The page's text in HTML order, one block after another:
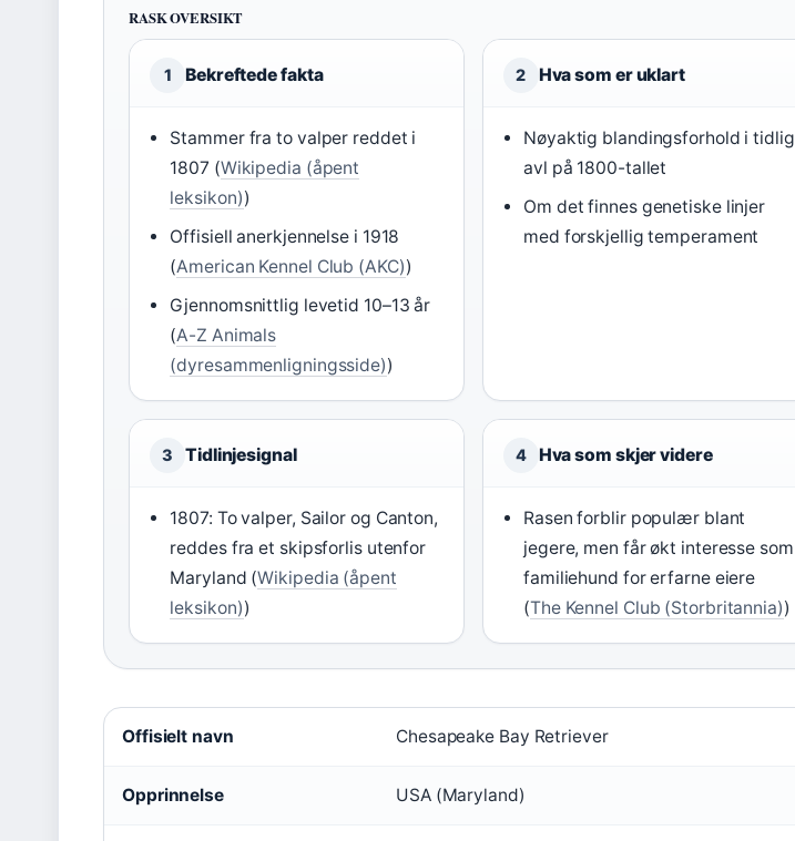
RASK OVERSIKT
1 Bekreftede fakta
Stammer fra to valper reddet i
1807 (Wikipedia (åpent
leksikon))
Offisiell anerkjennelse i 1918
(American Kennel Club (AKC))
Gjennomsnittlig levetid 10–13 år
(A-Z Animals
(dyresammenligningsside))
2 Hva som er uklart
Nøyaktig blandingsforhold i tidlig
avl på 1800-tallet
Om det finnes genetiske linjer
med forskjellig temperament
3 Tidlinjesignal
1807: To valper, Sailor og Canton,
reddes fra et skipsforlis utenfor
Maryland (Wikipedia (åpent
leksikon))
4 Hva som skjer videre
Rasen forblir populær blant
jegere, men får økt interesse som
familiehund for erfarne eiere
(The Kennel Club (Storbritannia))
Nøkkelfakta
Chesapeake
Offisielt navn Chesapeake Bay Retriever
Opprinnelse USA (Maryland)